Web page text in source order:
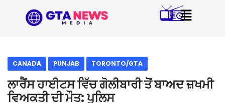
CANADA PUNJAB TORONTO/GTA
ਲਾਰੈਂਸ ਹਾਈਟਸ ਵਿੱਚ ਗੋਲੀਬਾਰੀ ਤੋਂ ਬਾਅਦ ਜ਼ਖਮੀ
ਵਿਅਕਤੀ ਦੀ ਮੌਤ: ਪੁਲਿਸ